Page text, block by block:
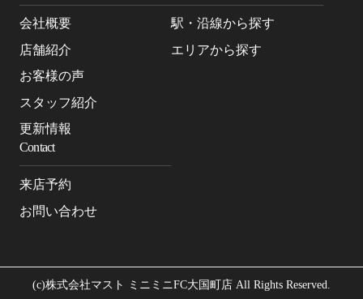
会社概要
店舗紹介
お客様の声
スタッフ紹介
更新情報
駅・沿線から探す
エリアから探す
Contact
来店予約
お問い合わせ
(c)株式会社マスト ミニミニFC大国町店 All Rights Reserved.